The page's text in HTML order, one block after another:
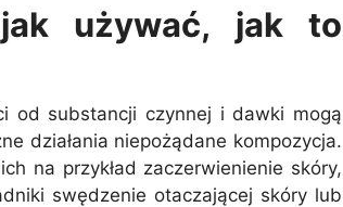
jak używać, jak to
od substancji czynnej i dawki mogą
działania niepożądane kompozycja.
na przykład zaczerwienienie skóry,
swędzenie otaczającej skóry lub